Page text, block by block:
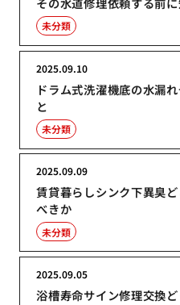
未分類
ドラム式洗濯機底の水漏
と
2025.09.10
未分類
賃貸暮らしシンク下異臭
べきか
2025.09.09
未分類
浴槽寿命サイン修理交換
2025.09.05